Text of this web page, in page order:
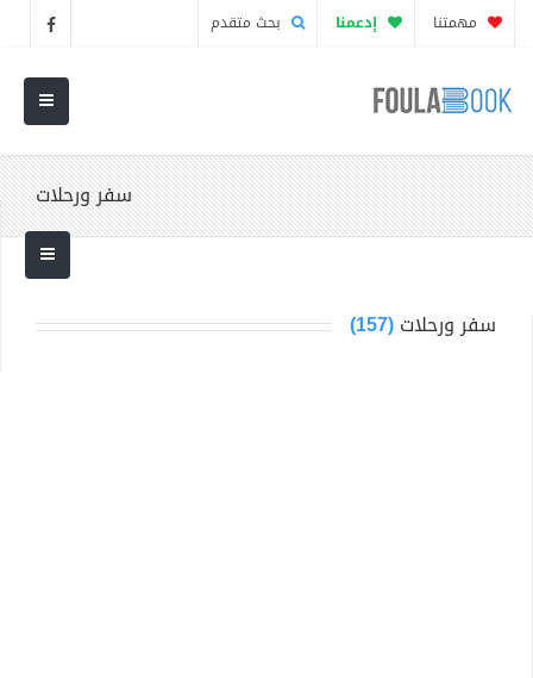
مهمتنا إدعمنا بحث متقدم
سفر ورحلات
سفر ورحلات(157)